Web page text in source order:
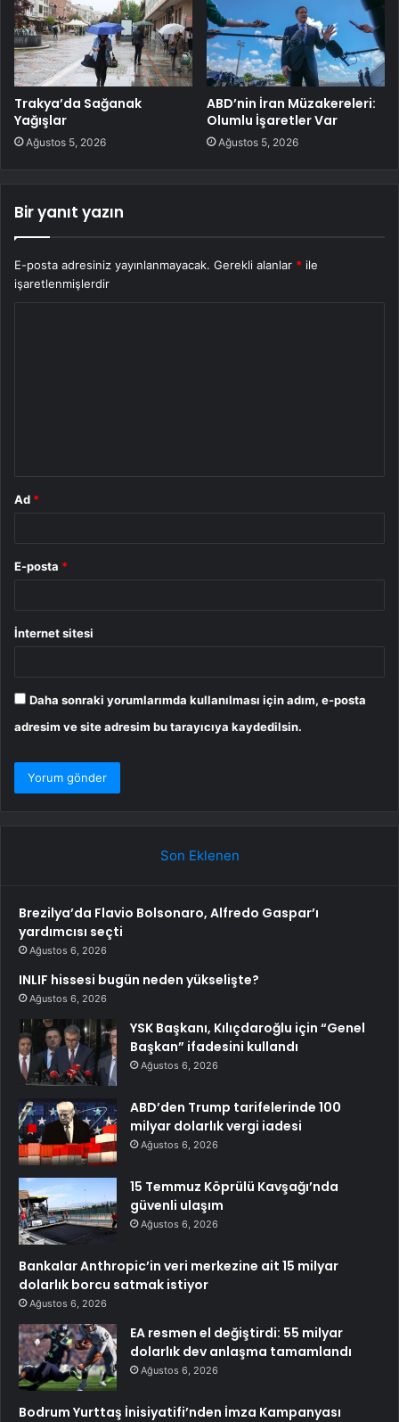
Trakya’da Sağanak
Yağışlar
Ağustos 5, 2026
ABD’nin İran Müzakereleri:
Olumlu İşaretler Var
Ağustos 5, 2026
Bir yanıt yazın
E-posta adresiniz yayınlanmayacak. Gerekli alanlar * ile
işaretlenmişlerdir
Ad *
E-posta *
İnternet sitesi
Daha sonraki yorumlarımda kullanılması için adım, e-posta
adresim ve site adresim bu tarayıcıya kaydedilsin.
Son Eklenen
Brezilya’da Flavio Bolsonaro, Alfredo Gaspar’ı
yardımcısı seçti
Ağustos 6, 2026
INLIF hissesi bugün neden yükselişte?
Ağustos 6, 2026
YSK Başkanı, Kılıçdaroğlu için “Genel
Başkan” ifadesini kullandı
Ağustos 6, 2026
ABD’den Trump tarifelerinde 100
milyar dolarlık vergi iadesi
Ağustos 6, 2026
15 Temmuz Köprülü Kavşağı’nda
güvenli ulaşım
Ağustos 6, 2026
Bankalar Anthropic’in veri merkezine ait 15 milyar
dolarlık borcu satmak istiyor
Ağustos 6, 2026
EA resmen el değiştirdi: 55 milyar
dolarlık dev anlaşma tamamlandı
Ağustos 6, 2026
Bodrum Yurttaş İnisiyatifi’nden İmza Kampanyası